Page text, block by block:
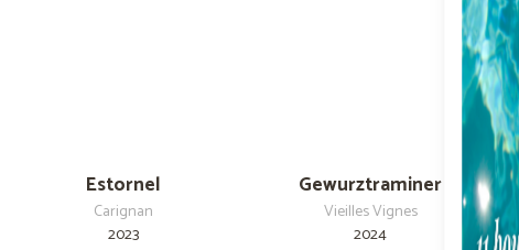
Estornel
Carignan
2023
Gewurztraminer
Vieilles Vignes
2024